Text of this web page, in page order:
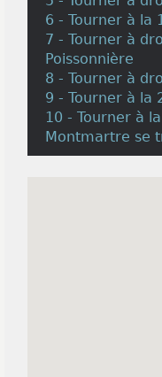
6 - Tourner à la
7 - Tourner à
Poissonnière
8 - Tourner à
9 - Tourner à la
10 - Tourner à
Montmartre se